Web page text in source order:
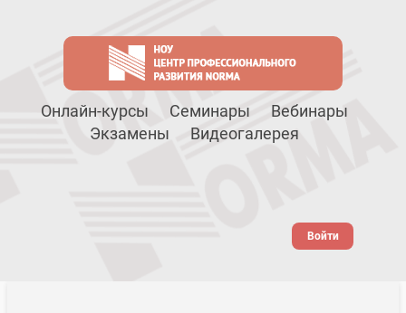
Онлайн-курсы Семинары
Вебинары
Экзамены
Видеогалерея
Войти